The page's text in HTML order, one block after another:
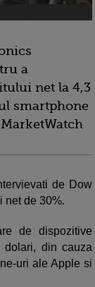
a
net la 4,3
smartphone
de Dow
net de 30%.
de dispozitive
din cauza
uri ale Apple si